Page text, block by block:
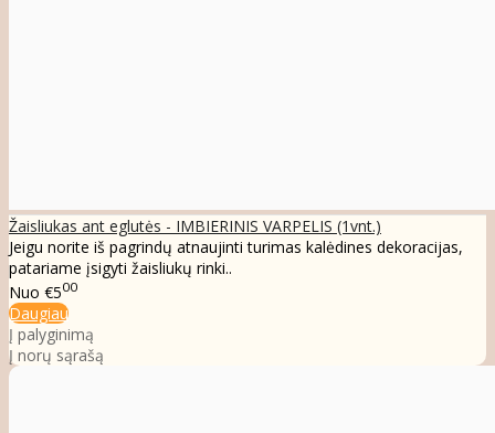
Žaisliukas ant eglutės - IMBIERINIS VARPELIS (1vnt.)
Jeigu norite iš pagrindų atnaujinti turimas kalėdines dekoracijas,
patariame įsigyti žaisliukų rinki..
Nuo €500
Daugiau
Į palyginimą
Į norų sąrašą